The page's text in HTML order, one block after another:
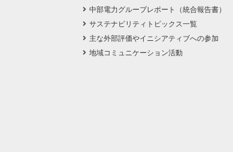
中部電力グループレポート（統合報告書）
サステナビリティトピックス一覧
主な外部評価やイニシアティブへの参加
地域コミュニケーション活動